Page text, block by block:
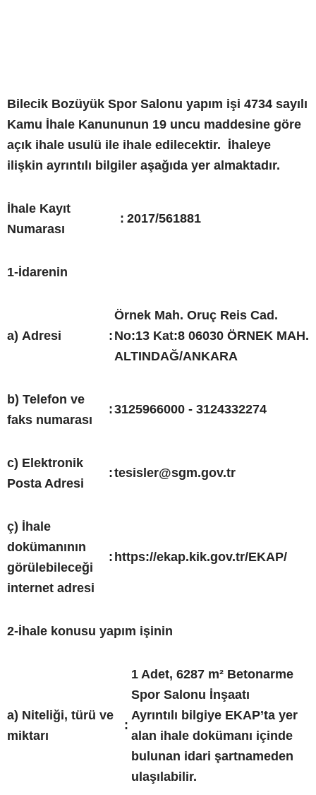
Bilecik Bozüyük Spor Salonu yapım işi 4734 sayılı
Kamu İhale Kanununun 19 uncu maddesine göre
açık ihale usulü ile ihale edilecektir. İhaleye
ilişkin ayrıntılı bilgiler aşağıda yer almaktadır.
İhale Kayıt
Numarası
: 2017/561881
1-İdarenin
a) Adresi :
Örnek Mah. Oruç Reis Cad.
No:13 Kat:8 06030 ÖRNEK MAH.
ALTINDAĞ/ANKARA
b) Telefon ve
faks numarası
:3125966000 - 3124332274
c) Elektronik
Posta Adresi
:tesisler@sgm.gov.tr
ç) İhale
dokümanının
görülebileceği
internet adresi
: https://ekap.kik.gov.tr/EKAP/
2-İhale konusu yapım işinin
a) Niteliği, türü ve
miktarı
:
1 Adet, 6287 m² Betonarme
Spor Salonu İnşaatı
Ayrıntılı bilgiye EKAP’ta yer
alan ihale dokümanı içinde
bulunan idari şartnameden
ulaşılabilir.